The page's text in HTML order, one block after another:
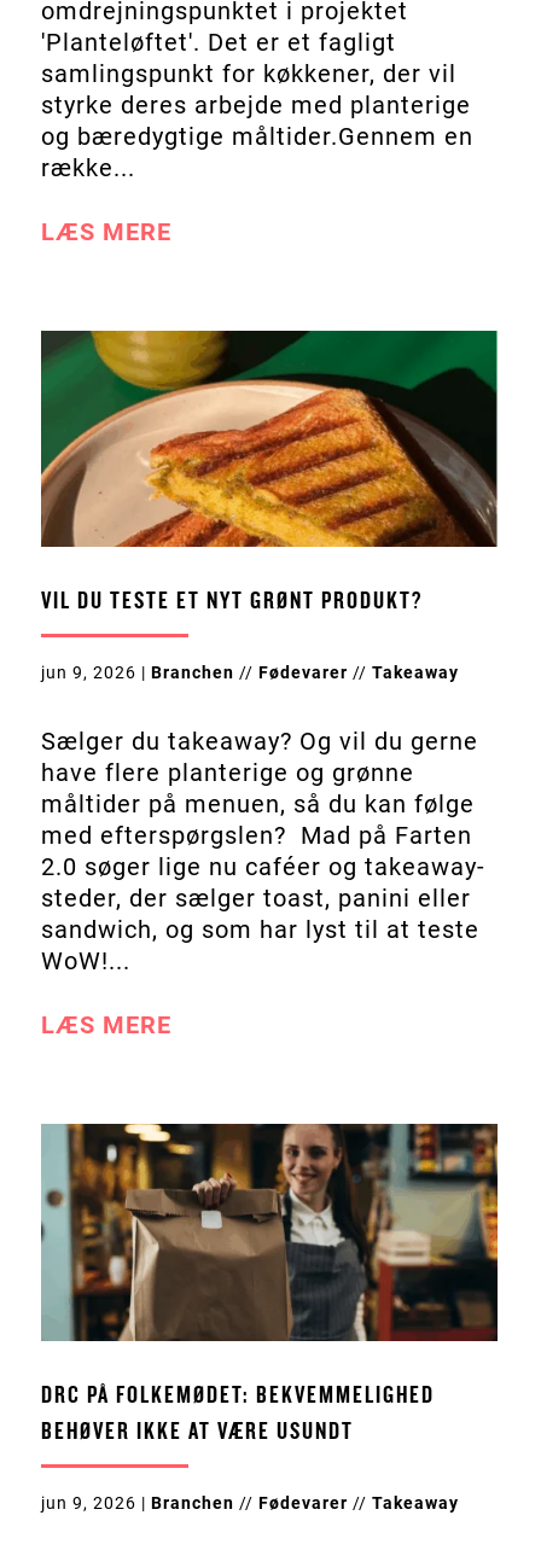
omdrejningspunktet i projektet
'Planteløftet'. Det er et fagligt
samlingspunkt for køkkener, der vil
styrke deres arbejde med planterige
og bæredygtige måltider.Gennem en
række...
LÆS MERE
VIL DU TESTE ET NYT GRØNT PRODUKT?
jun 9, 2026 | Branchen // Fødevarer // Takeaway
Sælger du takeaway? Og vil du gerne
have flere planterige og grønne
måltider på menuen, så du kan følge
med efterspørgslen? Mad på Farten
2.0 søger lige nu caféer og takeaway-
steder, der sælger toast, panini eller
sandwich, og som har lyst til at teste
WoW!...
LÆS MERE
DRC PÅ FOLKEMØDET: BEKVEMMELIGHED
BEHØVER IKKE AT VÆRE USUNDT
jun 9, 2026 | Branchen // Fødevarer // Takeaway